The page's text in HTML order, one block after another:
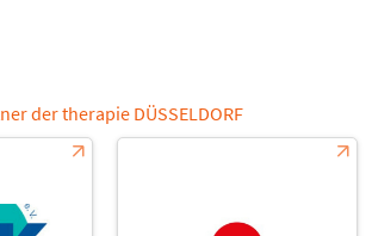
der therapie DÜSSELDORF